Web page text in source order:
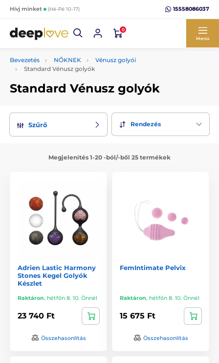
Hívj minket (Hé-Pé 10-17) 15558086037
0
Menü
Bevezetés NŐKNEK
Vénusz golyói
Standard Vénusz golyók
Standard Vénusz golyók
Szűrő Rendezés
Megjelenítés 1-20 -ból/-ből 25 termékek
Adrien Lastic Harmony
Stones Kegel Golyók
Készlet
Raktáron, hétfőn 8. 10. Önnél
23 740 Ft
Összehasonlítás
FemIntimate Pelvix
Raktáron, hétfőn 8. 10. Önnél
15 675 Ft
Összehasonlítás